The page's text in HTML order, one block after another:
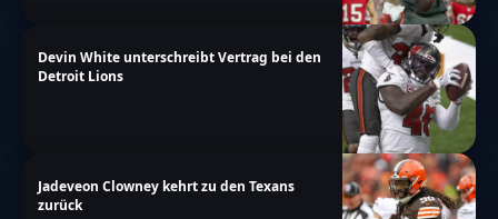
Devin White unterschreibt Vertrag bei den
Detroit Lions
Jadeveon Clowney kehrt zu den Texans
zurück